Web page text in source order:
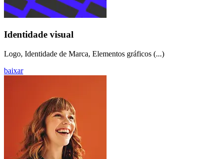
Identidade visual
Logo, Identidade de Marca, Elementos gráficos (...)
baixar